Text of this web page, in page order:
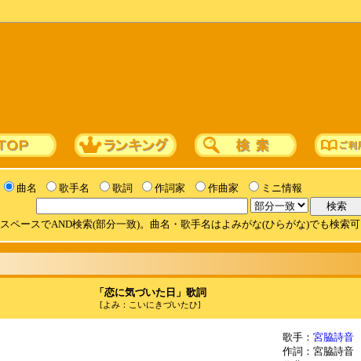
曲名 歌手名 歌詞 作詞家 作曲家 ミニ情報
スペースでAND検索(部分一致)。曲名・歌手名はよみがな(ひらがな)でも検索
「恋に気づいた日」歌詞
[よみ：こいにきづいたひ]
歌手： 宮脇詩音
作詞：宮脇詩音